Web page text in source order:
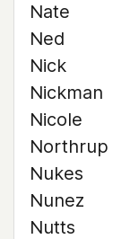
Nate
Ned
Nick
Nickman
Nicole
Northrup
Nukes
Nunez
Nutts